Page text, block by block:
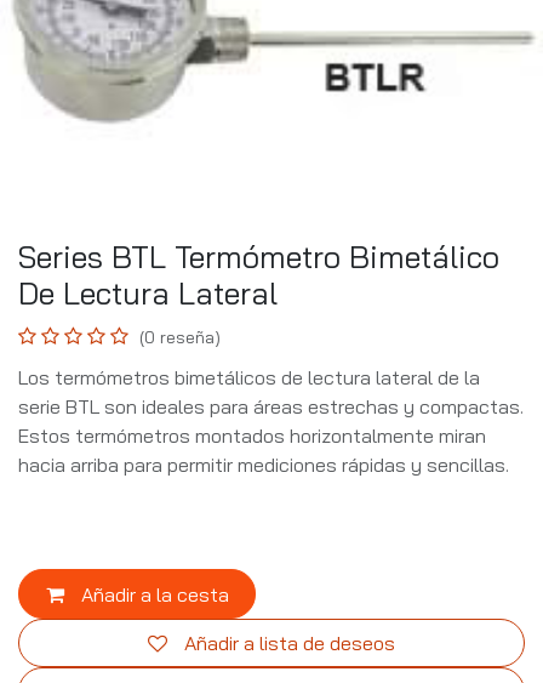
Series BTL Termómetro Bimetálico
De Lectura Lateral
(0 reseña)
Los termómetros bimetálicos de lectura lateral de la
serie BTL son ideales para áreas estrechas y compactas.
Estos termómetros montados horizontalmente miran
hacia arriba para permitir mediciones rápidas y sencillas.
Añadir a la cesta
Añadir a lista de deseos